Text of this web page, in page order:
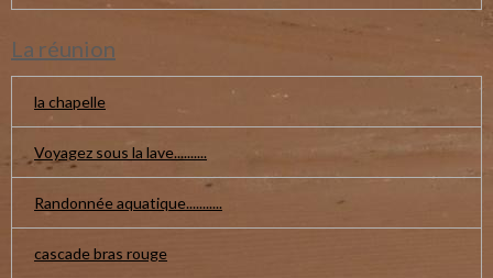
La réunion
la chapelle
Voyagez sous la lave..........
Randonnée aquatique...........
cascade bras rouge